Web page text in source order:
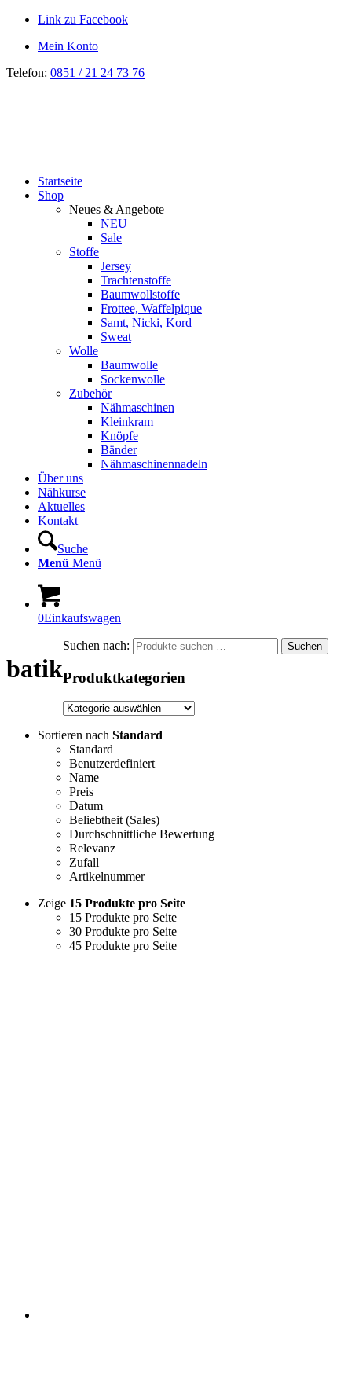
Link zu Facebook
Mein Konto
Telefon: 0851 / 21 24 73 76
Startseite
Shop
Neues & Angebote
NEU
Sale
Stoffe
Jersey
Trachtenstoffe
Baumwollstoffe
Frottee, Waffelpique
Samt, Nicki, Kord
Sweat
Wolle
Baumwolle
Sockenwolle
Zubehör
Nähmaschinen
Kleinkram
Knöpfe
Bänder
Nähmaschinennadeln
Über uns
Nähkurse
Aktuelles
Kontakt
Suche
Menü Menü
0Einkaufswagen
batik
Sortieren nach Standard
Standard
Benutzerdefiniert
Name
Preis
Datum
Beliebtheit (Sales)
Durchschnittliche Bewertung
Relevanz
Zufall
Artikelnummer
Zeige 15 Produkte pro Seite
15 Produkte pro Seite
30 Produkte pro Seite
45 Produkte pro Seite
Suchen nach: Suchen
Produktkategorien